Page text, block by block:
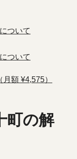
ついて
ついて
額 ¥4,575）
町の解